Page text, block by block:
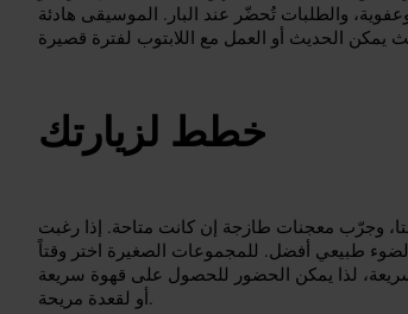
والطلبات تُحضّر عند البار. الموسيقى هادئة
خطط لزيارتك
وجرّب معجنات طازجة إن كانت متاحة. إذا رغبت
طبيعي أفضل. للمجموعات الصغيرة اختر وقتاً
لذا يمكن الحضور للحصول على قهوة سريعة
أو لقعدة مريحة.